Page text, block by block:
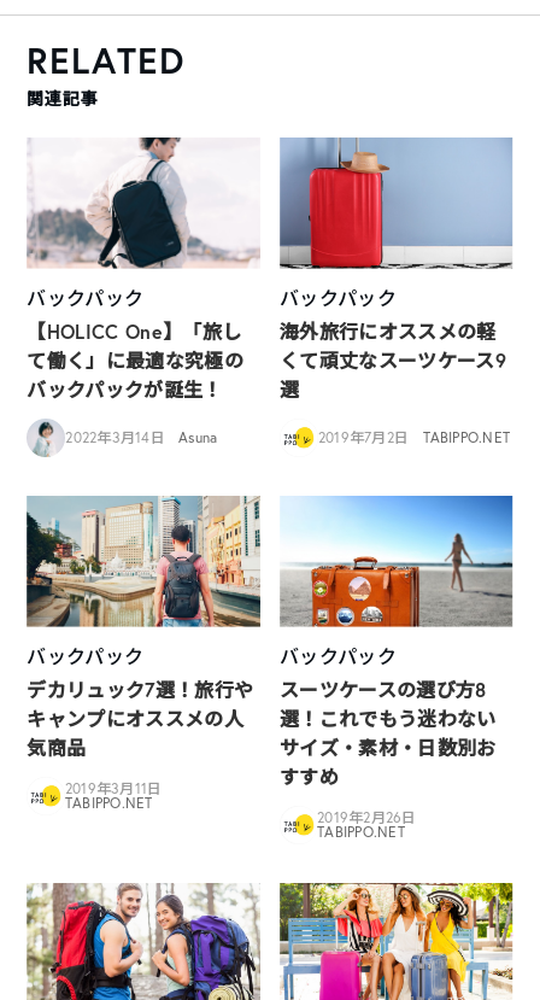
RELATED
関連記事
バックパック
【HOLICC One】「旅し
て働く」に最適な究極の
バックパックが誕生！
2022年3月14日 Asuna
バックパック
海外旅行にオススメの軽
くて頑丈なスーツケース9
選
2019年7月2日 TABIPPO.NET
バックパック
デカリュック7選！旅行や
キャンプにオススメの人
気商品
2019年3月11日
TABIPPO.NET
バックパック
スーツケースの選び方8
選！これでもう迷わない
サイズ・素材・日数別お
すすめ
2019年2月26日
TABIPPO.NET